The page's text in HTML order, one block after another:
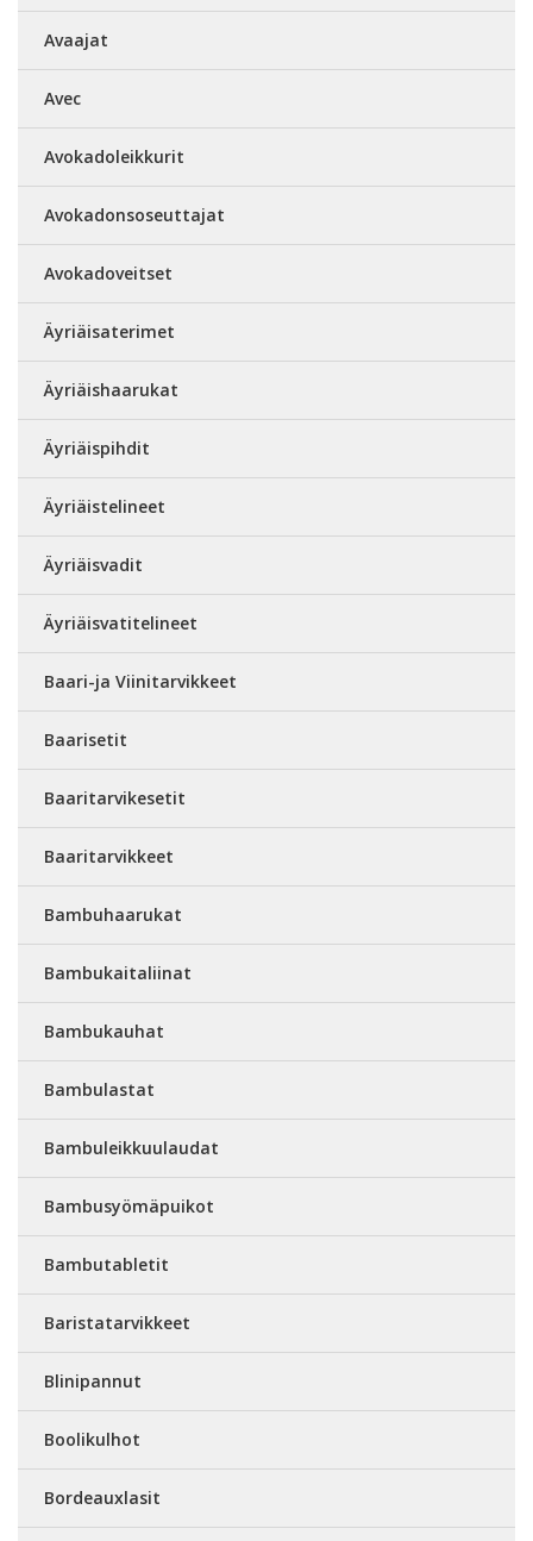
Avaajat
Avec
Avokadoleikkurit
Avokadonsoseuttajat
Avokadoveitset
Äyriäisaterimet
Äyriäishaarukat
Äyriäispihdit
Äyriäistelineet
Äyriäisvadit
Äyriäisvatitelineet
Baari-ja Viinitarvikkeet
Baarisetit
Baaritarvikesetit
Baaritarvikkeet
Bambuhaarukat
Bambukaitaliinat
Bambukauhat
Bambulastat
Bambuleikkuulaudat
Bambusyömäpuikot
Bambutabletit
Baristatarvikkeet
Blinipannut
Boolikulhot
Bordeauxlasit